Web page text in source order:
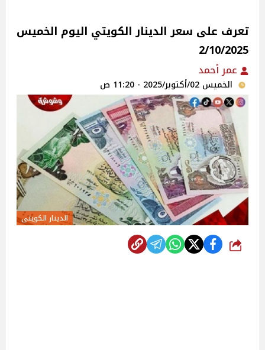
تعرف على سعر الدينار الكويتي اليوم الخميس
2/10/2025
عمر أحمد
الخميس 02/أكتوبر/2025 - 11:20 ص
الدينار الكويتى
شارك